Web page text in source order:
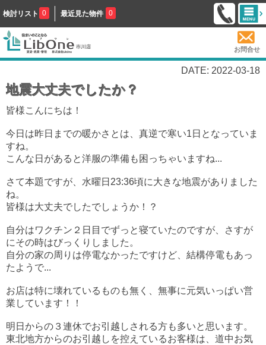
検討リスト 0 最近見た物件 0
お問合せ
DATE: 2022-03-18
地震大丈夫でしたか？
皆様こんにちは！
今日は昨日までの暖かさとは、真逆で寒い1日となっていま
すね。
こんな日があると洋服の準備も困っちゃいますね...
さて本題ですが、水曜日23:36頃に大きな地震がありました
ね。
皆様は大丈夫でしたでしょうか！？
自分はワクチン２日目でずっと寝ていたのですが、さすが
にその時はびっくりしました。
自分の家の周りは停電なかったですけど、結構停電もあっ
たようで...
お店は特に壊れているものも無く、無事に元気いっぱい営
業しています！！
明日からの３連休でお引越しされる方も多いと思います。
東北地方からのお引越しを控えているお客様は、道中お気